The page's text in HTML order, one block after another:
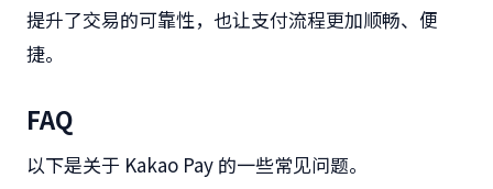
提升了交易的可靠性，也让支付流程更加顺畅、便
捷。
FAQ
以下是关于 Kakao Pay 的一些常见问题。